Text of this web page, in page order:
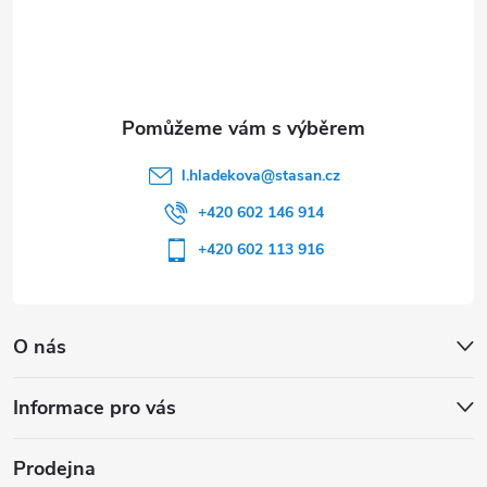
O nás
Informace pro vás
l.hladekova@stasan.cz
+420 602 146 914
+420 602 113 916
Prodejna